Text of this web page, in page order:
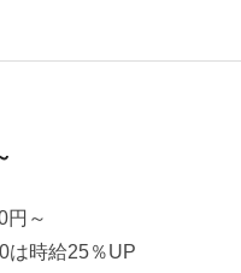
円～
は時給25％UP